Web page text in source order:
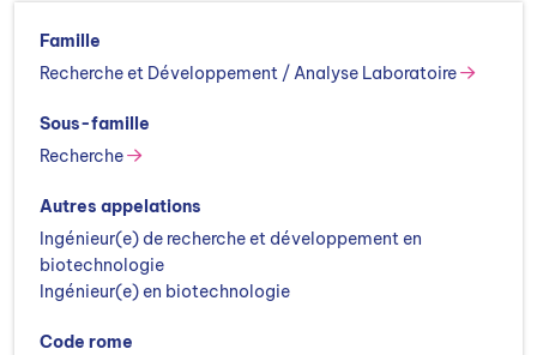
Matériaux Hautes Performances (IMHP)
Master STS Microbiologie, Biologie végétale et
biotechnologie
Master STS Génie des Matériaux, parcours Eco-
Master STS Sciences de la Terre, de l’Univers et de
l’Environnement, spécialité Ingénierie et sciences pour
l’environnement
Famille
Recherche et Développement / Analyse Laboratoire
Sous-famille
Recherche
Autres appelations
Ingénieur(e) de recherche et développement en
biotechnologie
Ingénieur(e) en biotechnologie
Code rome